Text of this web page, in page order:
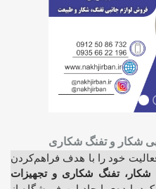
شکار و تفنگ شکاری
سال ۱۳۹۴ فعالیت خود را با هدف فراهم‌کردن
شکار، تفنگ شکاری و تجهیزات